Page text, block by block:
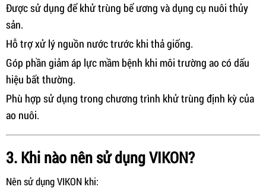
Được sử dụng để khử trùng bể ương và dụng cụ nuôi thủy
sản.
Hỗ trợ xử lý nguồn nước trước khi thả giống.
Góp phần giảm áp lực mầm bệnh khi môi trường ao có dấu
hiệu bất thường.
Phù hợp sử dụng trong chương trình khử trùng định kỳ của
ao nuôi.
3. Khi nào nên sử dụng VIKON?
Nên sử dụng VIKON khi: